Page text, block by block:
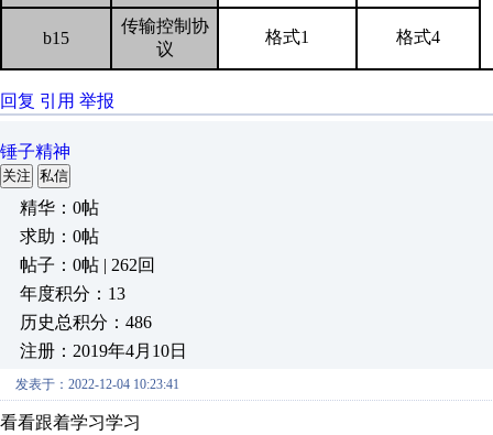
b15
传输控制协
议
格式1 格式4
回复 引用 举报
锤子精神
关注 私信
精华：0帖
求助：0帖
帖子：0帖 | 262回
年度积分：13
历史总积分：486
注册：2019年4月10日
发表于：2022-12-04 10:23:41
看看跟着学习学习